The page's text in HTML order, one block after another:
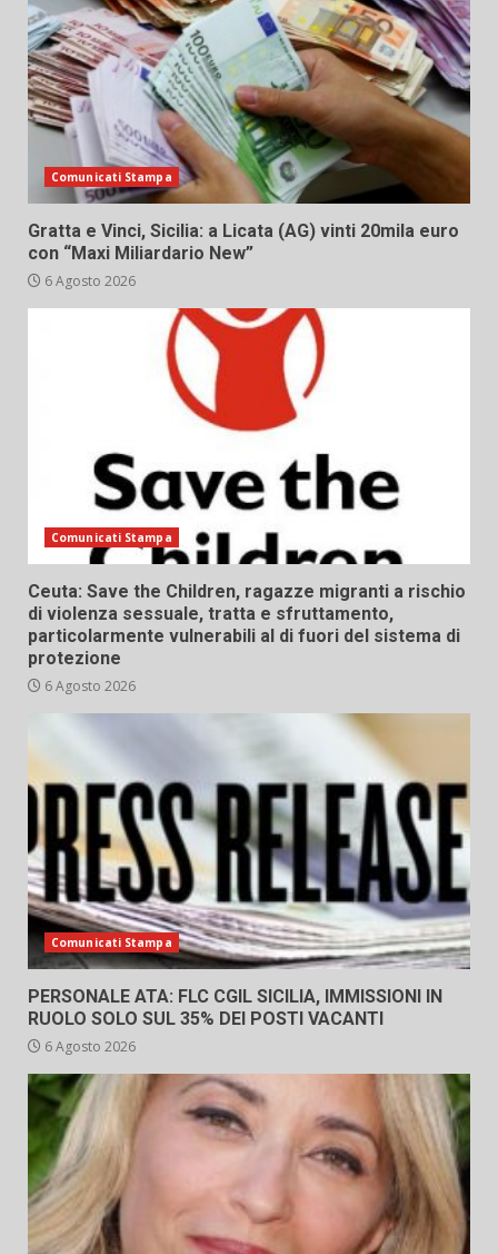
Comunicati Stampa
Gratta e Vinci, Sicilia: a Licata (AG) vinti 20mila euro
con “Maxi Miliardario New”
6 Agosto 2026
Comunicati Stampa
Ceuta: Save the Children, ragazze migranti a rischio
di violenza sessuale, tratta e sfruttamento,
particolarmente vulnerabili al di fuori del sistema di
protezione
6 Agosto 2026
Comunicati Stampa
PERSONALE ATA: FLC CGIL SICILIA, IMMISSIONI IN
RUOLO SOLO SUL 35% DEI POSTI VACANTI
6 Agosto 2026